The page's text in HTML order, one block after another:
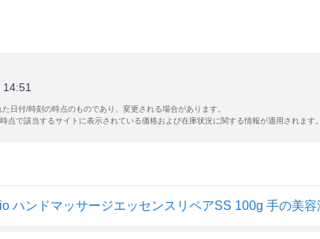
日付/時刻の時点のものであり、変更される場合があります。
点で該当するサイトに表示されている価格および在庫状況に関する情報が適用されます。